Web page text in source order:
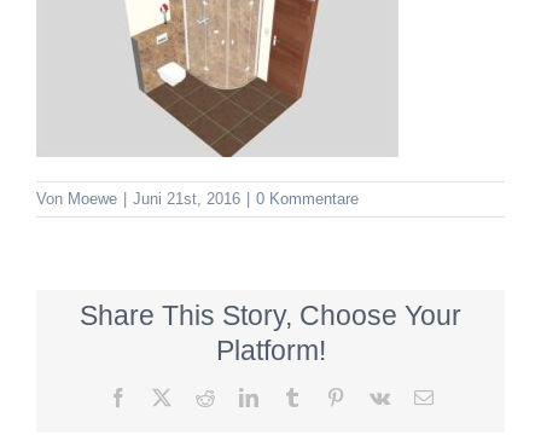
Von Moewe Juni 21st, 2016 0 Kommentare
Share This Story, Choose Your
Platform!
Facebook RedditLinkedInTumblr Pinterest
Vk
E-